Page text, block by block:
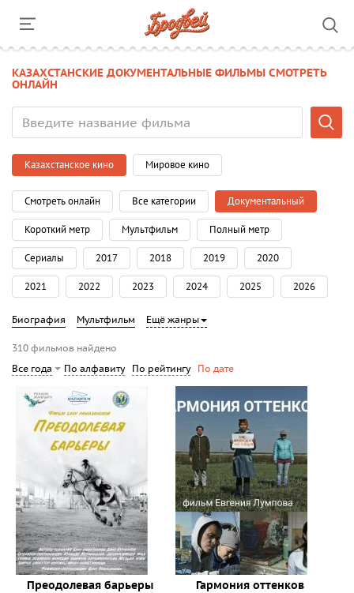
КАЗАХСТАНСКИЕ ДОКУМЕНТАЛЬНЫЕ ФИЛЬМЫ СМОТРЕТЬ
ОНЛАЙН
Казахстанское кино Мировое кино
Смотреть онлайн Все категории Документальный
Короткий метр Мультфильм Полный метр
Сериалы 2017 2018 2019 2020
2021 2022 2023 2024 2025 2026
Биография Мультфильм Ещё жанры
310 фильмов найдено
Все года
По алфавиту По рейтингу По дате
Преодолевая барьеры Гармония оттенков